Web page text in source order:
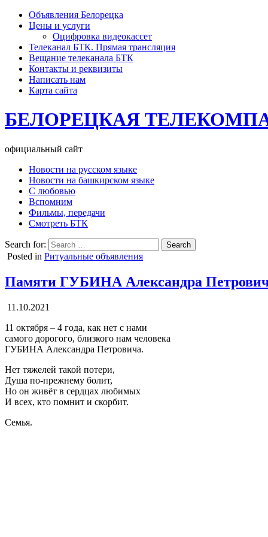
Объявления Белорецка
Цены и услуги
Оцифровка видеокассет
Телеканал БТК. Прямая трансляция
Вещание телеканала БТК
Контакты и реквизиты
Написать нам
Карта сайта
БЕЛОРЕЦКАЯ
официальный сайт
Новости на русском языке
Новости на башкирском языке
С любовью
Вспомним
Фильмы, передачи
Смотреть БТК
Search for:
Posted in Ритуальные объявления
Памяти ГУБИНА Александра
11.10.2021
11 октября – 4 года, как нет с нами
самого дорогого, близкого нам человека
ГУБИНА Александра Петровича.
Нет тяжелей такой потери,
Душа по-прежнему болит,
Но он живёт в сердцах любимых
И всех, кто помнит и скорбит.
Семья.